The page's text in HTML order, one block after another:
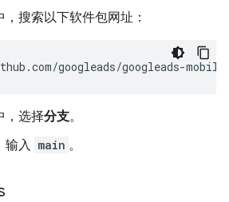
搜索以下软件包网址：
，选择分支。
输入
main 。